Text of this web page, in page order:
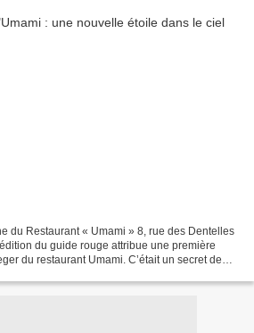
du Restaurant « Umami » 8, rue des Dentelles
du guide rouge attribue une première
du restaurant Umami. C’était un secret de